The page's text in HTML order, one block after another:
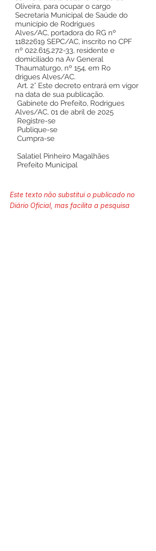
Oliveira, para ocupar o cargo
Secretaria Municipal de Saúde do
município de Rodrigues
Alves/AC, portadora do RG nº
11822619 SEPC/AC, inscrito no CPF
nº 022.615.272-33, residente e
domiciliado na Av General
Thaumaturgo, nº 154, em Ro
drigues Alves/AC.
Art. 2° Este decreto entrará em vigor
na data de sua publicação.
Gabinete do Prefeito, Rodrigues
Alves/AC, 01 de abril de 2025
Registre-se
Publique-se
Cumpra-se
Salatiel Pinheiro Magalhães
Prefeito Municipal
Este texto não substitui o publicado no
Diário Oficial, mas facilita a pesquisa